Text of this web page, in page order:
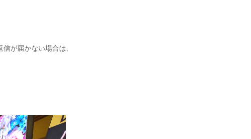
が届かない場合は、